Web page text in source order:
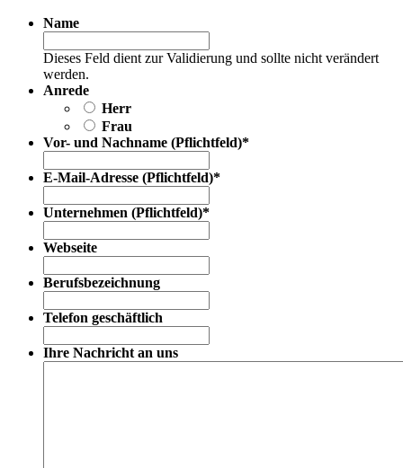
Name
Dieses Feld dient zur Validierung und sollte nicht verändert
werden.
Anrede
Herr
Frau
Vor- und Nachname (Pflichtfeld)*
E-Mail-Adresse (Pflichtfeld)*
Unternehmen (Pflichtfeld)*
Webseite
Berufsbezeichnung
Telefon geschäftlich
Ihre Nachricht an uns